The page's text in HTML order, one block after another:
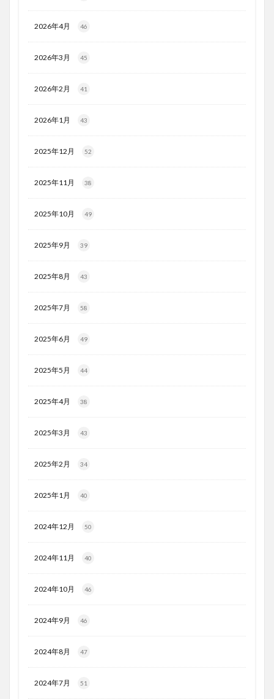
2026年4月 46
2026年3月 45
2026年2月 41
2026年1月 43
2025年12月 52
2025年11月 38
2025年10月 49
2025年9月 39
2025年8月 43
2025年7月 58
2025年6月 49
2025年5月 44
2025年4月 38
2025年3月 43
2025年2月 34
2025年1月 40
2024年12月 50
2024年11月 40
2024年10月 46
2024年9月 46
2024年8月 47
2024年7月 51